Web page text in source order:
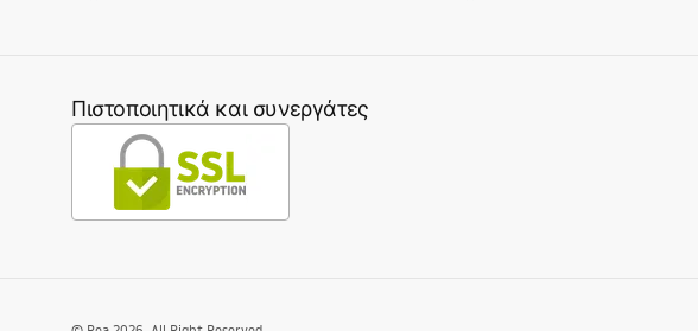
Πιστοποιητικά και συνεργάτες